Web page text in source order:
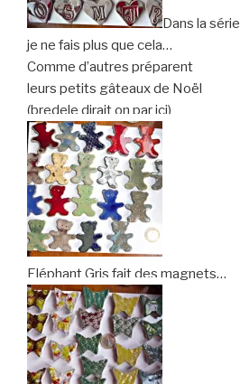
Dans la série
je ne fais plus que cela…
Comme d’autres préparent
leurs petits gâteaux de Noël
(bredele dirait on par ici)
Eléphant Gris fait des magnets…